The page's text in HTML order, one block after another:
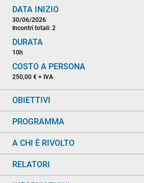
DATA INIZIO
30/06/2026
Incontri totali: 2
DURATA
10h
COSTO A PERSONA
250,00 € + IVA
OBIETTIVI
PROGRAMMA
A CHI È RIVOLTO
RELATORI